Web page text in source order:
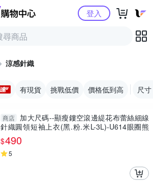
Yahoo購物中心登入
涼感針織
有現貨 挑戰低價 價格低到高 尺寸
商店
加大尺碼--顯瘦鏤空滾邊緹花布蕾絲細線
針織圓領短袖上衣(黑.粉.米L-3L)-U614眼圈熊
中大尺碼
$490
5